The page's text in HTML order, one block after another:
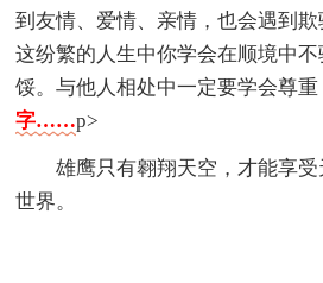
到友情、爱情、亲情，也会遇到
这纷繁的人生中你学会在顺境中
馁。与他人相处中一定要学会尊重
字……p>
雄鹰只有翱翔天空，才能享
世界。